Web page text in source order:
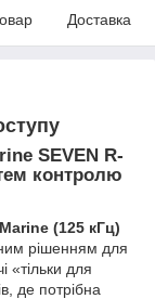
Доставка
SEVEN R-
контролю
(125 кГц)
рішенням для
«тільки для
де потрібна